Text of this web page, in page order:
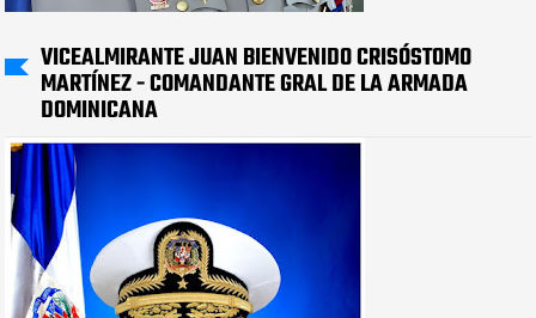
VICEALMIRANTE JUAN BIENVENIDO CRISÓSTOMO
MARTÍNEZ - COMANDANTE GRAL DE LA ARMADA
DOMINICANA